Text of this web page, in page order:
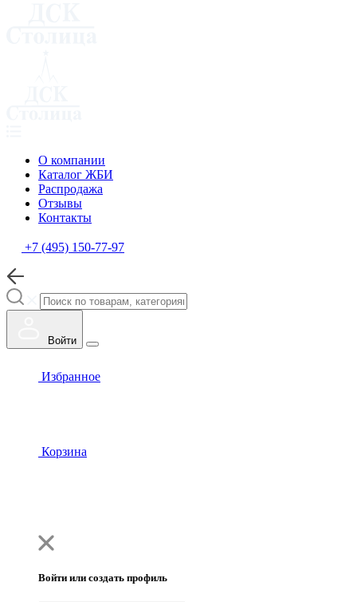
О компании
Каталог ЖБИ
Распродажа
Отзывы
Контакты
+7 (495) 150-77-97
Войти
Избранное
Корзина
Войти или создать профиль